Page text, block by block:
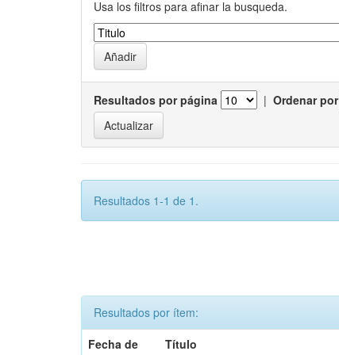
Usa los filtros para afinar la busqueda.
Resultados por página | Ordenar por
Resultados 1-1 de 1.
Resultados por ítem:
Fecha de
Título